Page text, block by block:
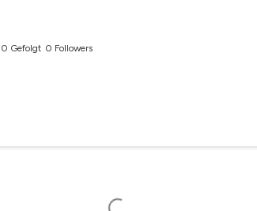
0 Gefolgt 0 Followers